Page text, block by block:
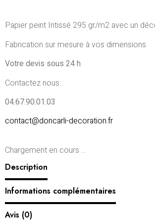
Papier peint Intissé 295 gr/m2 avec un
Fabrication sur mesure à vos dimensions
Votre devis sous 24 h
Contactez nous :
04.67.90.01.03
contact@doncarli-decoration.fr
Chargement en cours ...
Description
Informations complémentaires
Avis (0)